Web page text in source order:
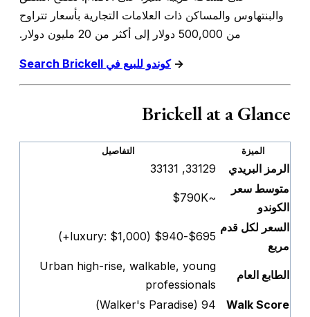
والبنتهاوس والمساكن ذات العلامات التجارية بأسعار تتراوح
من 500,000 دولار إلى أكثر من 20 مليون دولار.
→كوندو للبيع في Search Brickell
Brickell at a Glance
الميزة التفاصيل
الرمز البريدي
33129, 33131
متوسط سعر
الكوندو
~$790K
السعر لكل قدم
مربع
$695-$940 (luxury: $1,000+)
الطابع العام
Urban high-rise, walkable, young
professionals
Walk Score
94 (Walker's Paradise)